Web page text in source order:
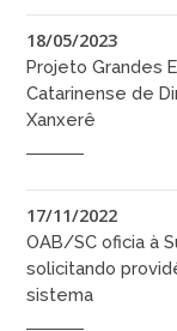
18/05/2023
Projeto Grandes
Catarinense de
Xanxerê
17/11/2022
OAB/SC oficia à
solicitando
sistema